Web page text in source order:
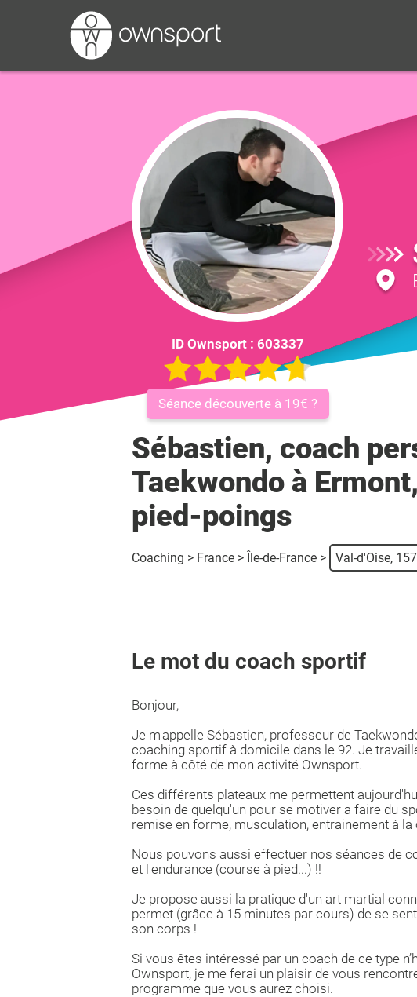
ID Ownsport : 603337
Séance découverte à 19€ ?
Sébastien, coach
Taekwondo à
pied-poings
Coaching > France > Île-de-France > Val-d'Oise,
Le mot du coach sportif
Bonjour,
Je m'appelle Sébastien, professeur de
coaching sportif à domicile dans le 92. Je
forme à côté de mon activité Ownsport.
Ces différents plateaux me permettent
besoin de quelqu'un pour se motiver a faire du
remise en forme, musculation, entrainement à la
Nous pouvons aussi effectuer nos séances de
et l'endurance (course à pied...) !!
Je propose aussi la pratique d'un art martial
permet (grâce à 15 minutes par cours) de se
son corps !
Si vous êtes intéressé par un coach de ce type
Ownsport, je me ferai un plaisir de vous
programme que vous aurez choisi.